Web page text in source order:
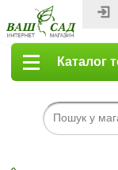
Каталог